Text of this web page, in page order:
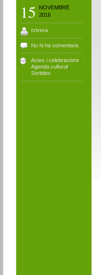
15
NOVEMBRE
2016
crivera
No hi ha comentaris
Actes i celebracions,
Agenda cultural ,
Sortides